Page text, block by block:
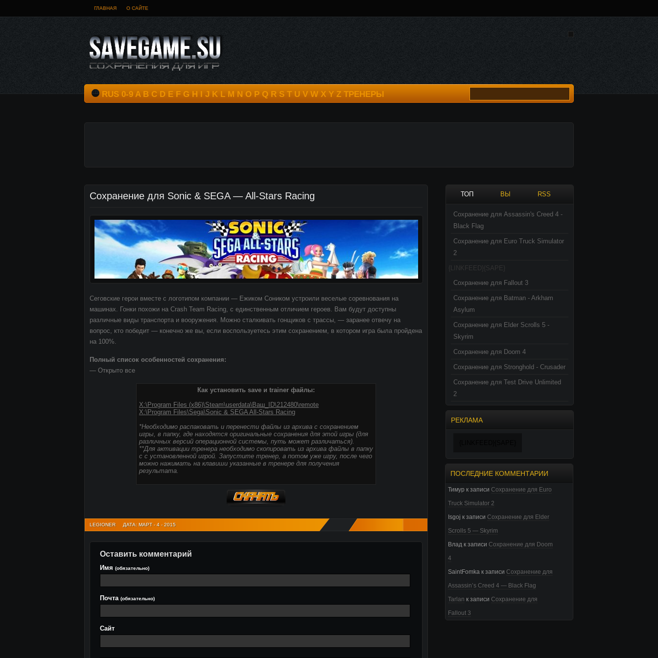
ГЛАВНАЯ О САЙТЕ
RUS 0-9 A B C D E F G H I J K L M N O P Q R S T U V W X Y Z ТРЕНЕРЫ
Сохранение для Sonic & SEGA — All-Stars Racing
Сеговские герои вместе с логотипом компании — Ежиком Соником устроили веселые соревнования на
машинах. Гонки похожи на Crash Team Racing, с единственным отличием героев. Вам будут доступны
различные виды транспорта и вооружения. Можно сталкивать гонщиков с трассы, — заранее отвечу на
вопрос, кто победит — конечно же вы, если воспользуетесь этим сохранением, в котором игра была пройдена
на 100%.
Полный список особенностей сохранения:
— Открыто все
Как установить save и trainer файлы:
X:\Program Files (x86)\Steam\userdata\Ваш_ID\212480\remote
X:\Program Files\Sega\Sonic & SEGA All-Stars Racing
*Необходимо распаковать и перенести файлы из архива с сохранением
игры, в папку, где находятся оригинальные сохранения для этой игры (для
различных версий операционной системы, путь может различаться).
**Для активации тренера необходимо скопировать из архива файлы в папку
с с установленной игрой. Запустите тренер, а потом уже игру, после чего
можно нажимать на клавиши указанные в тренере для получения
результата.
LEGIONER ДАТА: МАРТ - 4 - 2015
Оставить комментарий
Имя (обязательно)
Почта (обязательно)
Сайт
ТОП ВЫ RSS
Сохранение для Assassin's Creed 4 -
Black Flag
Сохранение для Euro Truck Simulator
2
{LINKFEED}{SAPE}
Сохранение для Fallout 3
Сохранение для Batman - Arkham
Asylum
Сохранение для Elder Scrolls 5 -
Skyrim
Сохранение для Doom 4
Сохранение для Stronghold - Crusader
Сохранение для Test Drive Unlimited
2
РЕКЛАМА
ПОСЛЕДНИЕ КОММЕНТАРИИ
Тимур к записи Сохранение для Euro
Truck Simulator 2
Isgoj к записи Сохранение для Elder
Scrolls 5 — Skyrim
Влад к записи Сохранение для Doom
4
SaintFomka к записи Сохранение для
Assassin’s Creed 4 — Black Flag
Tarlan к записи Сохранение для
Fallout 3